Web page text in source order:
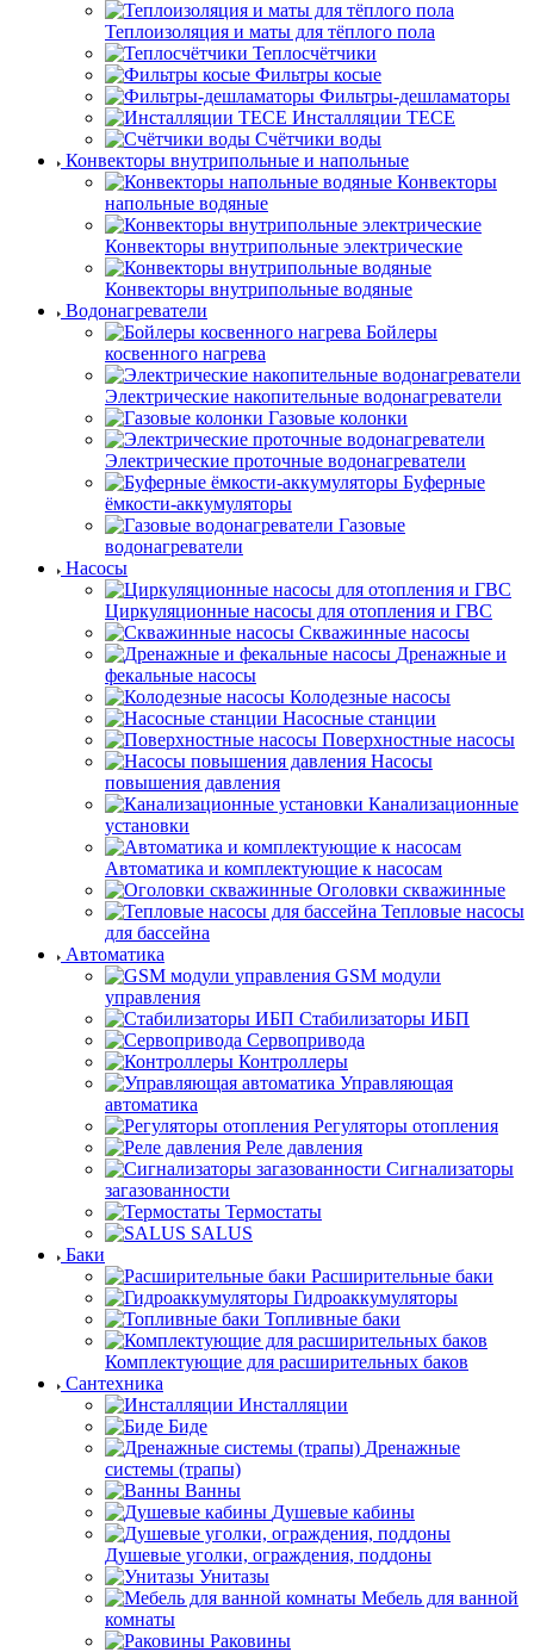
Теплоизоляция и маты для тёплого пола
Теплосчётчики
Фильтры косые
Фильтры-дешламаторы
Инсталляции TECE
Счётчики воды
Конвекторы внутрипольные и напольные
Конвекторы
напольные водяные
Конвекторы внутрипольные электрические
Конвекторы внутрипольные водяные
Водонагреватели
Бойлеры
косвенного нагрева
Электрические накопительные водонагреватели
Газовые колонки
Электрические проточные водонагреватели
Буферные
ёмкости-аккумуляторы
Газовые
водонагреватели
Насосы
Циркуляционные насосы для отопления и ГВС
Скважинные насосы
Дренажные и
фекальные насосы
Колодезные насосы
Насосные станции
Поверхностные насосы
Насосы
повышения давления
Канализационные
установки
Автоматика и комплектующие к насосам
Оголовки скважинные
Тепловые насосы
для бассейна
Автоматика
GSM модули
управления
Стабилизаторы ИБП
Сервопривода
Контроллеры
Управляющая
автоматика
Регуляторы отопления
Реле давления
Сигнализаторы
загазованности
Термостаты
SALUS
Баки
Расширительные баки
Гидроаккумуляторы
Топливные баки
Комплектующие для расширительных баков
Сантехника
Инсталляции
Биде
Дренажные
системы (трапы)
Ванны
Душевые кабины
Душевые уголки, ограждения, поддоны
Унитазы
Мебель для ванной
комнаты
Раковины